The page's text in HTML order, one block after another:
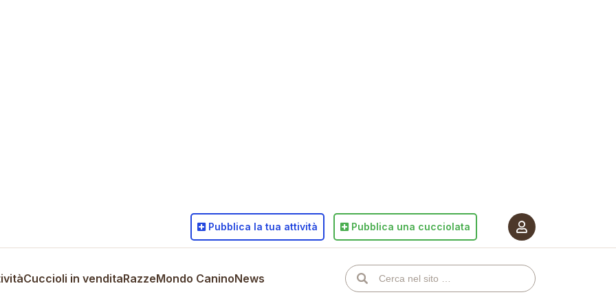
Cuccioli in venditaRazzeMondo CaninoNews
Pubblica la tua attività Pubblica una cucciolata